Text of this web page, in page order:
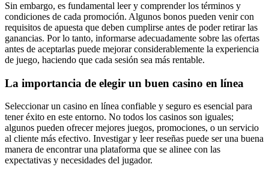
Sin embargo, es fundamental leer y comprender los términos y
condiciones de cada promoción. Algunos bonos pueden venir con
requisitos de apuesta que deben cumplirse antes de poder retirar las
ganancias. Por lo tanto, informarse adecuadamente sobre las ofertas
antes de aceptarlas puede mejorar considerablemente la experiencia
de juego, haciendo que cada sesión sea más rentable.
La importancia de elegir un buen casino en línea
Seleccionar un casino en línea confiable y seguro es esencial para
tener éxito en este entorno. No todos los casinos son iguales;
algunos pueden ofrecer mejores juegos, promociones, o un servicio
al cliente más efectivo. Investigar y leer reseñas puede ser una buena
manera de encontrar una plataforma que se alinee con las
expectativas y necesidades del jugador.